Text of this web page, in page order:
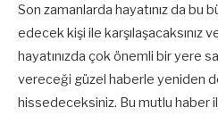
Son zamanlarda hayatınız da bu
edecek kişi ile karşılaşacaksınız
hayatınızda çok önemli bir yere
vereceği güzel haberle yeniden
hissedeceksiniz. Bu mutlu haber